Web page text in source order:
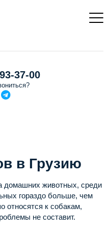
37-00
в Грузию
домашних животных, среди
гораздо больше, чем
относятся к собакам,
не составит.